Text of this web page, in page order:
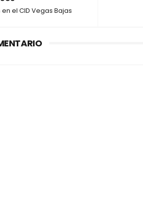
el CID Vegas Bajas